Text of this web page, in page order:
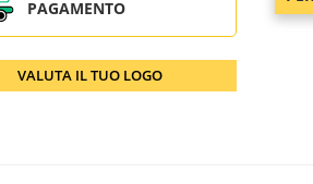
PAGAMENTO
VALUTA IL TUO LOGO